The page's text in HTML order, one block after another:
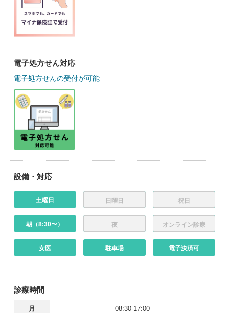
電子処方せん対応
電子処方せんの受付が可能
設備・対応
土曜日 日曜日 祝日
朝（8:30〜） 夜 オンライン診療
女医 駐車場 電子決済可
診療時間
月 08:30-17:00